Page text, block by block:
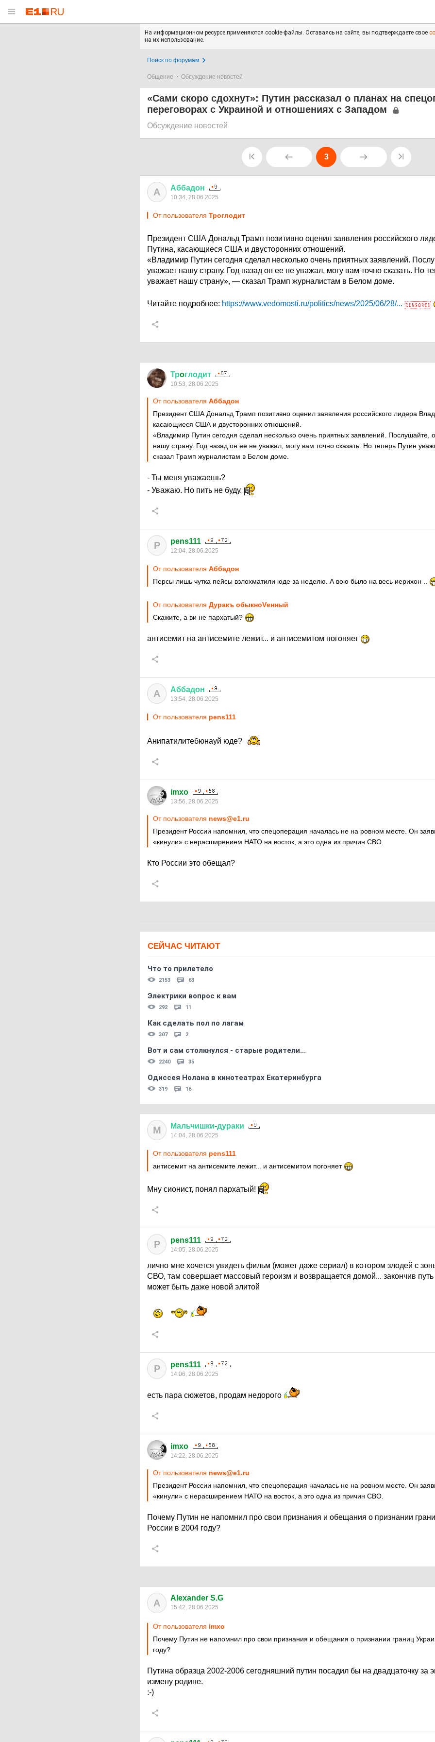
На информационном ресурсе применяются cookie-файлы. Оставаясь на сайте, вы подтверждаете свое
на их использование.
Поиск по форумам
Общение Обсуждение новостей
«Сами скоро сдохнут»: Путин рассказал о планах на
переговорах с Украиной и отношениях с Западом
Обсуждение новостей
3
А Аббадон
10:34, 28.06.2025
От пользователя Трoглодит
Президент США Дональд Трамп позитивно оценил заявления российского
Путина, касающиеся США и двусторонних отношений.
«Владимир Путин сегодня сделал несколько очень приятных заявлений.
уважает нашу страну. Год назад он ее не уважал, могу вам точно сказать. Но
уважает нашу страну», — сказал Трамп журналистам в Белом доме.
Читайте подробнее: https://www.vedomosti.ru/politics/news/2025/06/28/...
Трoглодит
10:53, 28.06.2025
От пользователя Аббадон
Президент США Дональд Трамп позитивно оценил заявления российского лидера
касающиеся США и двусторонних отношений.
«Владимир Путин сегодня сделал несколько очень приятных заявлений. Послушайте,
нашу страну. Год назад он ее не уважал, могу вам точно сказать. Но теперь Путин
сказал Трамп журналистам в Белом доме.
- Ты меня уважаешь?
- Уважаю. Но пить не буду.
P pens111
12:04, 28.06.2025
От пользователя Аббадон
Персы лишь чутка пейсы взлохматили юде за неделю. А вою было на весь иерихон ..
От пользователя Дуракъ обыкноVенный
Скажите, а ви не пархатый?
антисемит на антисемите лежит... и антисемитом погоняет
А Аббадон
13:54, 28.06.2025
От пользователя pens111
Анипатилитебюнауй юде?
imxo
13:56, 28.06.2025
От пользователя news@e1.ru
Президент России напомнил, что спецоперация началась не на ровном месте. Он
«кинули» с нерасширением НАТО на восток, а это одна из причин СВО.
Кто России это обещал?
СЕЙЧАС ЧИТАЮТ
Что то прилетело
2153 63
Электрики вопрос к вам
292 11
Как сделать пол по лагам
307 2
Вот и сам столкнулся - старые родители...
2240 35
Одиссея Нолана в кинотеатрах Екатеринбурга
319 16
М Мальчишки-дураки
14:04, 28.06.2025
От пользователя pens111
антисемит на антисемите лежит... и антисемитом погоняет
Мну сионист, понял пархатый!
P pens111
14:05, 28.06.2025
лично мне хочется увидеть фильм (может даже сериал) в котором злодей с
СВО, там совершает массовый героизм и возвращается домой... закончив
может быть даже новой элитой
P pens111
14:06, 28.06.2025
есть пара сюжетов, продам недорого
imxo
14:22, 28.06.2025
От пользователя news@e1.ru
Президент России напомнил, что спецоперация началась не на ровном месте. Он
«кинули» с нерасширением НАТО на восток, а это одна из причин СВО.
Почему Путин не напомнил про свои признания и обещания о признании
России в 2004 году?
A Alexander S.G
15:42, 28.06.2025
От пользователя imxo
Почему Путин не напомнил про свои признания и обещания о признании границ
году?
Путина образца 2002-2006 сегодняшний путин посадил бы на двадцаточку за
измену родине.
:-)